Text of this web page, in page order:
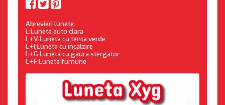
Abrevieri lunete:
L:Luneta auto clara
L+V:Luneta cu tenta verde
L+I:Luneta cu incalzire
L+G:Luneta cu gaura stergator
L+F:Luneta fumurie